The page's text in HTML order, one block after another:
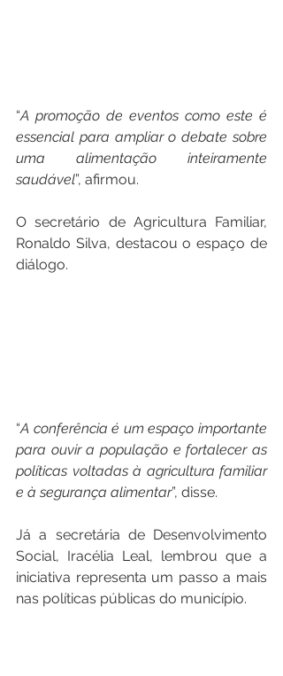
“A promoção de eventos como este é
essencial para ampliar o debate sobre
uma
alimentação
inteiramente
saudável”, afirmou.
O secretário de Agricultura Familiar,
Ronaldo Silva, destacou o espaço de
diálogo.
“A conferência é um espaço importante
para ouvir a população e fortalecer as
políticas voltadas à agricultura familiar
e à segurança alimentar”, disse.
Já a secretária de Desenvolvimento
Social, Iracélia Leal, lembrou que a
iniciativa representa um passo a mais
nas políticas públicas do município.